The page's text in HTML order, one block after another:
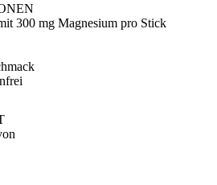
300 mg Magnesium pro Stick